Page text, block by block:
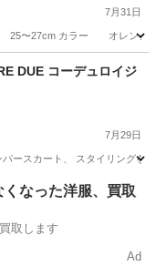
7月31日
〜27cm カラー オレンジ ◎新
DUE コーデュロイジ
7月29日
ースカート、 スタイリング
くなった洋服、買取
取します
Ad